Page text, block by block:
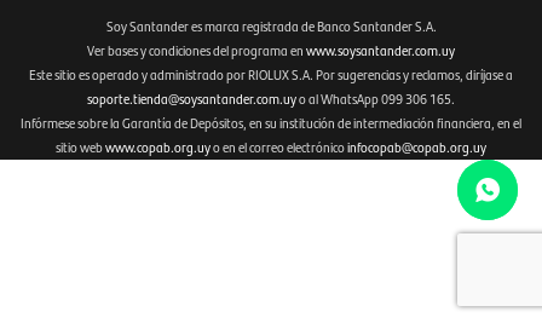
Fenicio eCommerce Uruguay
Soy Santander es marca registrada de Banco Santander S.A.
Ver bases y condiciones del programa en www.soysantander.com.uy
Este sitio es operado y administrado por RIOLUX S.A. Por sugerencias y reclamos, diríjase a
soporte.tienda@soysantander.com.uyo al WhatsApp 099 306 165.
Infórmese sobre la Garantía de Depósitos, en su institución de intermediación financiera, en el
sitio webwww.copab.org.uyo en el correo electrónicoinfocopab@copab.org.uy